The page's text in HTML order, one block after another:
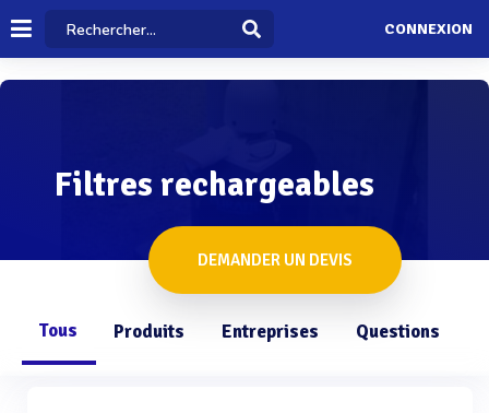
CONNEXION
Filtres rechargeables
DEMANDER UN DEVIS
Tous Produits Entreprises Questions